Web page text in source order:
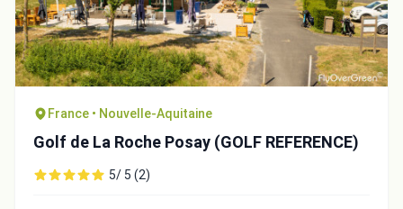
France • Nouvelle-Aquitaine
Golf de La Roche Posay (GOLF REFERENCE)
5/ 5 (2)